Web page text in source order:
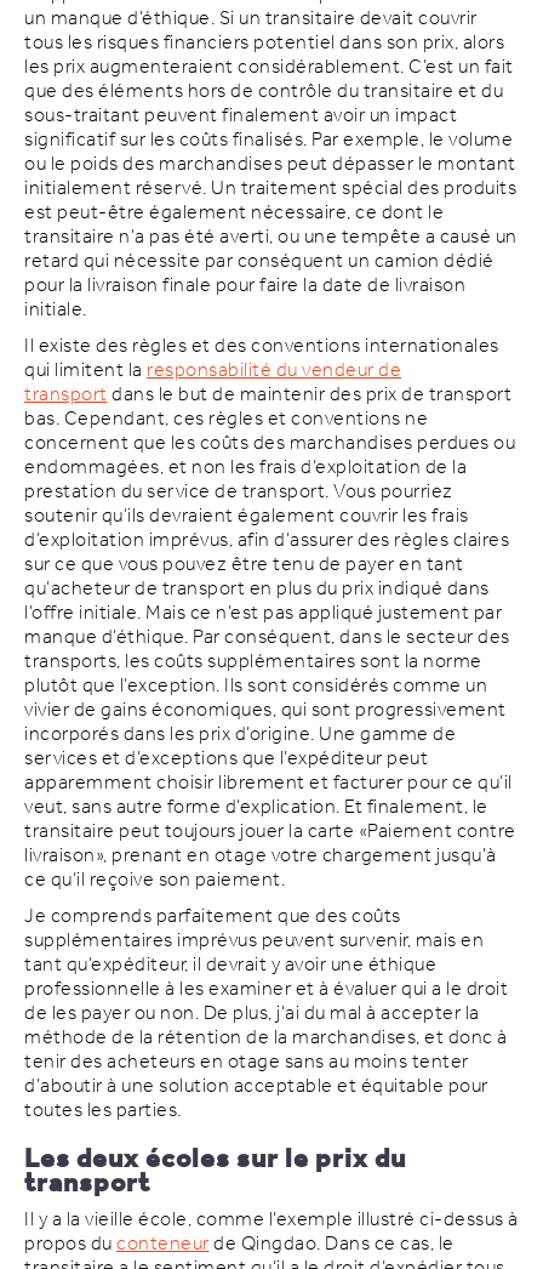
un manque d’éthique. Si un transitaire devait couvrir
tous les risques financiers potentiel dans son prix, alors
les prix augmenteraient considérablement. C’est un fait
que des éléments hors de contrôle du transitaire et du
sous-traitant peuvent finalement avoir un impact
significatif sur les coûts finalisés. Par exemple, le volume
ou le poids des marchandises peut dépasser le montant
initialement réservé. Un traitement spécial des produits
est peut-être également nécessaire, ce dont le
transitaire n’a pas été averti, ou une tempête a causé un
retard qui nécessite par conséquent un camion dédié
pour la livraison finale pour faire la date de livraison
initiale.
Il existe des règles et des conventions internationales
qui limitent laresponsabilité du vendeur de
transportdans le but de maintenir des prix de transport
bas. Cependant, ces règles et conventions ne
concernent que les coûts des marchandises perdues ou
endommagées, et non les frais d’exploitation de la
prestation du service de transport. Vous pourriez
soutenir qu’ils devraient également couvrir les frais
d’exploitation imprévus, afin d’assurer des règles claires
sur ce que vous pouvez être tenu de payer en tant
qu’acheteur de transport en plus du prix indiqué dans
l’offre initiale. Mais ce n’est pas appliqué justement par
manque d’éthique. Par conséquent, dans le secteur des
transports, les coûts supplémentaires sont la norme
plutôt que l’exception. Ils sont considérés comme un
vivier de gains économiques, qui sont progressivement
incorporés dans les prix d’origine. Une gamme de
services et d’exceptions que l’expéditeur peut
apparemment choisir librement et facturer pour ce qu’il
veut, sans autre forme d’explication. Et finalement, le
transitaire peut toujours jouer la carte «Paiement contre
livraison», prenant en otage votre chargement jusqu’à
ce qu’il reçoive son paiement.
Je comprends parfaitement que des coûts
supplémentaires imprévus peuvent survenir, mais en
tant qu’expéditeur, il devrait y avoir une éthique
professionnelle à les examiner et à évaluer qui a le droit
de les payer ou non. De plus, j’ai du mal à accepter la
méthode de la rétention de la marchandises, et donc à
tenir des acheteurs en otage sans au moins tenter
d’aboutir à une solution acceptable et équitable pour
toutes les parties.
Les deux écoles sur le prix du
transport
Il y a la vieille école, comme l’exemple illustré ci-dessus à
propos duconteneurde Qingdao. Dans ce cas, le